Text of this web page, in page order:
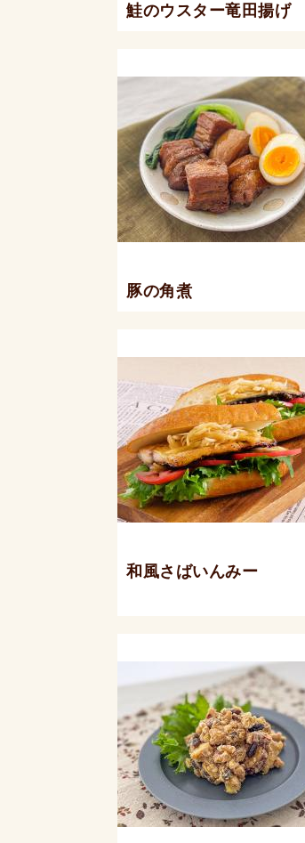
鮭のウスター竜田揚げ
豚の角煮
和風さばいんみー